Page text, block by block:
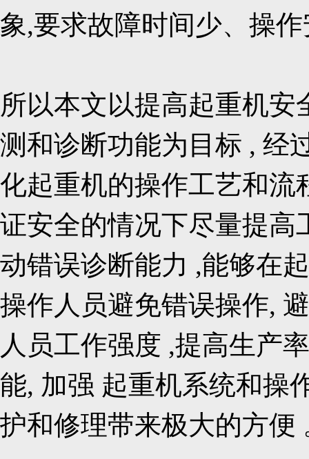
象,要求故障时间少、操
所以本文以提高起重机
测和诊断功能为目标 , 经
化起重机的操作工艺和流
证安全的情况下尽量提高
动错误诊断能力 ,能够在
操作人员避免错误操作,
人员工作强度 ,提高生产
能, 加强 起重机系统和操
护和修理带来极大的方便